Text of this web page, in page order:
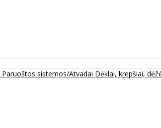
Paruoštos sistemos/Atvadai Dėklai, krepšiai,